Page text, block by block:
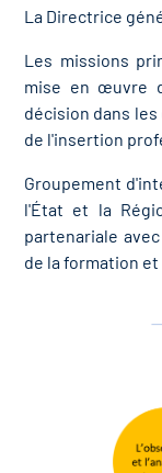
La Directrice
Les missions
mise en œuvre
décision dans
de l'insertion
Groupement
l'État et la
partenariale
de la formation et